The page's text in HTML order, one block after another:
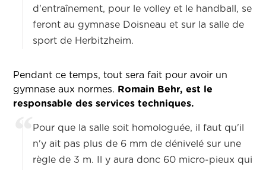
d'entraînement, pour le volley et le handball, se
feront au gymnase Doisneau et sur la salle de
sport de Herbitzheim.
Pendant ce temps, tout sera fait pour avoir un
gymnase aux normes. Romain Behr, est le
responsable des services techniques.
Pour que la salle soit homologuée, il faut qu'il
n'y ait pas plus de 6 mm de dénivelé sur une
règle de 3 m. Il y aura donc 60 micro-pieux qui